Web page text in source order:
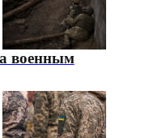
военным